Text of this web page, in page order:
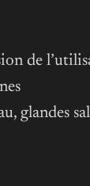
de
glandes